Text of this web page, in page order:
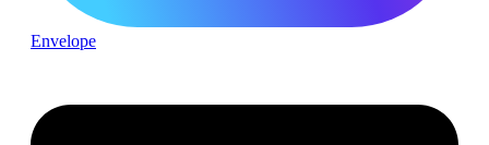
Envelope